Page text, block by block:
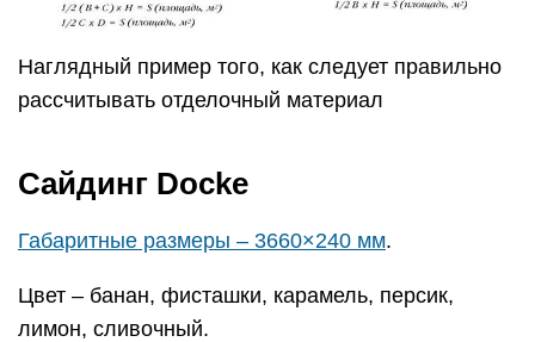
Наглядный пример того, как следует правильно
рассчитывать отделочный материал
Сайдинг Docke
Габаритные размеры – 3660×240 мм.
Цвет – банан, фисташки, карамель, персик,
лимон, сливочный.